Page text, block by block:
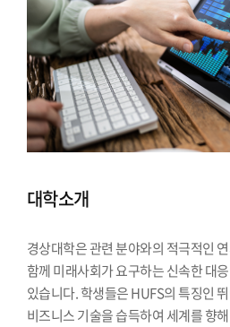
대학소개
경상대학은 관련 분야와의 적극적인
함께 미래사회가 요구하는 신속한 대
있습니다. 학생들은 HUFS의 특징인
비즈니스 기술을 습득하여 세계를 향